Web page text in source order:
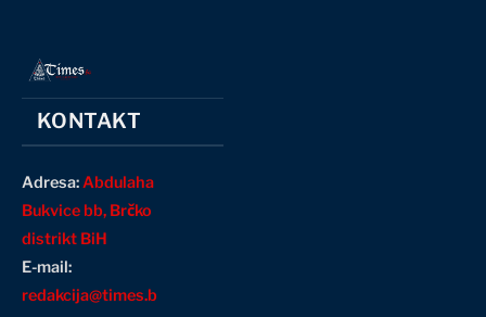
KONTAKT
Adresa: Abdulaha
Bukvice bb, Brčko
distrikt BiH
E-mail:
redakcija@times.b